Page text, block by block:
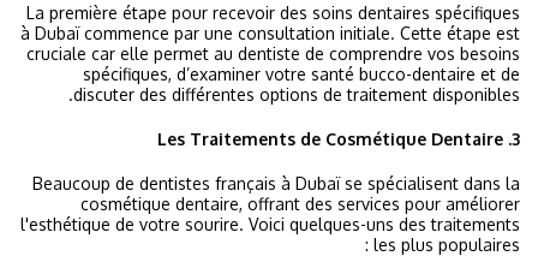
La première étape pour recevoir des soins dentaires spécifiques
à Dubaï commence par une consultation initiale. Cette étape est
cruciale car elle permet au dentiste de comprendre vos besoins
spécifiques, d’examiner votre santé bucco-dentaire et de
discuter des différentes options de traitement disponibles.
3. Les Traitements de Cosmétique Dentaire
Beaucoup de dentistes français à Dubaï se spécialisent dans la
cosmétique dentaire, offrant des services pour améliorer
l'esthétique de votre sourire. Voici quelques-uns des traitements
les plus populaires :